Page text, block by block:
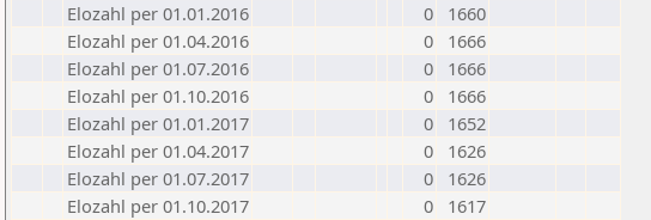
Elozahl per 01.01.2016
0
1660
Elozahl per 01.04.2016
0
1666
Elozahl per 01.07.2016
0
1666
Elozahl per 01.10.2016
0
1666
Elozahl per 01.01.2017
0
1652
Elozahl per 01.04.2017
0
1626
Elozahl per 01.07.2017
0
1626
Elozahl per 01.10.2017
0
1617